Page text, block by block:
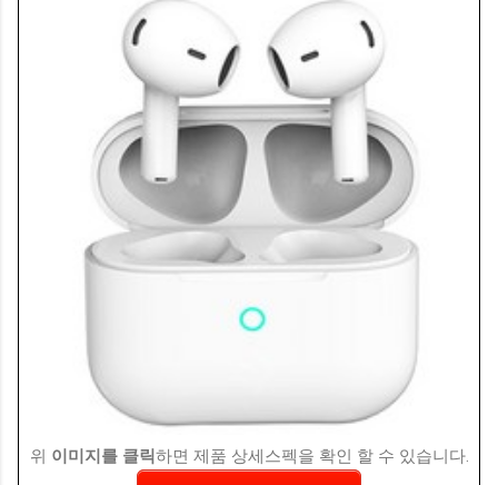
위 이미지를 클릭하면 제품 상세스펙을 확인 할 수 있습니다.